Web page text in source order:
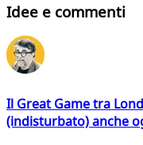
Idee e commenti
Il Great Game tra
(indisturbato) anche